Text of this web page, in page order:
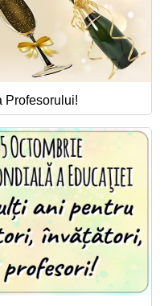
Profesorului!